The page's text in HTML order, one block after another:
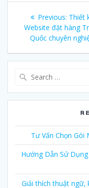
PostPrevious:
post:
Thiết
Website đặt hàng
Quốc chuyên
Tư Vấn Chọn
Hướng Dẫn Sử
Giải thích thuật ngữ,